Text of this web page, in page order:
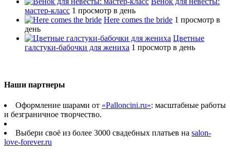
мастер-класс 1 просмотр в день
Here comes the bride 1 просмотр в
день
Цветные
галстуки-бабочки для жениха 1 просмотр в день
Наши партнеры
Оформление шарами от «Palloncini.ru»: масштабные работы
и безграничное творчество.
Выбери своё из более 3000 свадебных платьев на salon-
love-forever.ru